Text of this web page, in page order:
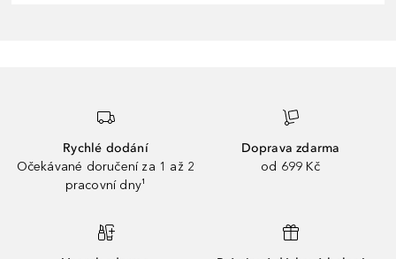
Rychlé dodání
Očekávané doručení za 1 až 2
pracovní dny¹
Doprava zdarma
od 699 Kč